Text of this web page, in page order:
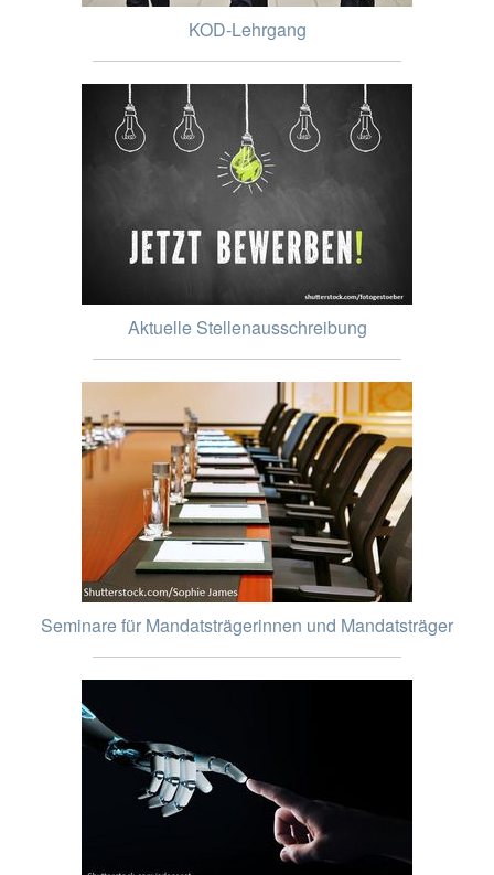
KOD-Lehrgang
Aktuelle Stellenausschreibung
Seminare für Mandatsträgerinnen und Mandatsträger